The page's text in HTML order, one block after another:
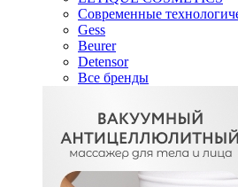
Современные
Gess
Beurer
Detensor
Все бренды